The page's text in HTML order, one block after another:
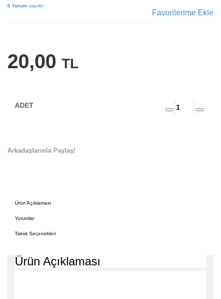
0 Yorum yapıldı
Favorilerime Ekle
20,00 TL
Arkadaşlarınla Paylaş!
Ürün Açıklaması
Yorumlar
Taksit Seçenekleri
Ürün Açıklaması